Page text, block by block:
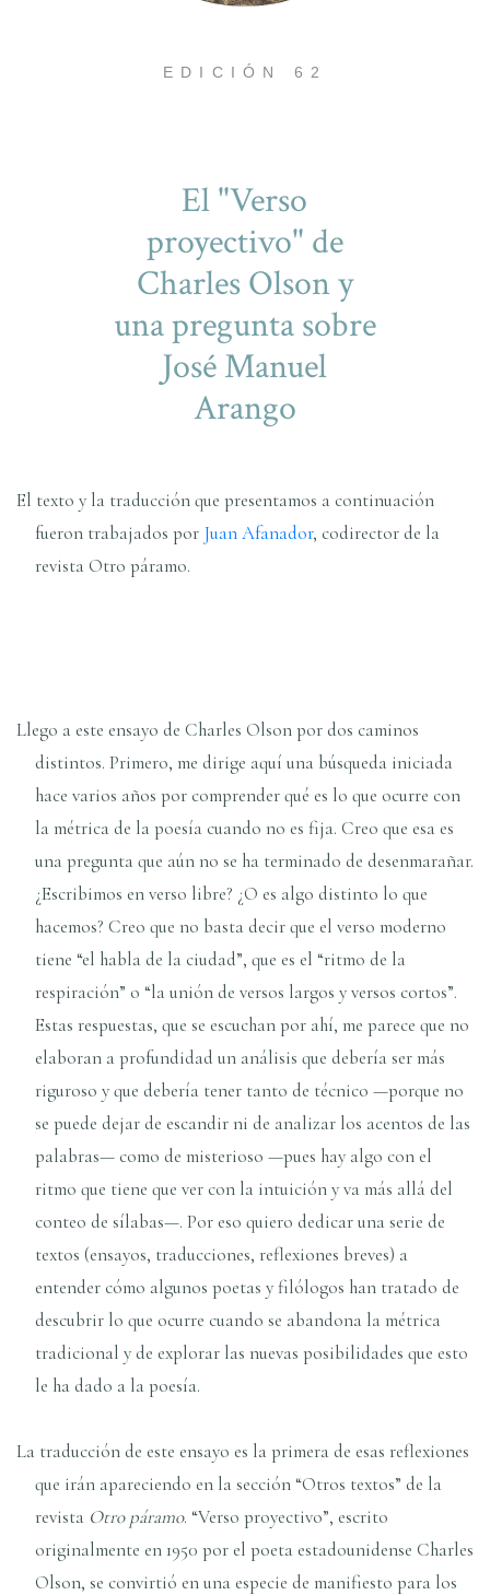
EDICIÓN 62
El "Verso
proyectivo" de
Charles Olson y
una pregunta sobre
José Manuel
Arango
El texto y la traducción que presentamos a continuación
fueron trabajados por Juan Afanador, codirector de la
revista Otro páramo.
Llego a este ensayo de Charles Olson por dos caminos
distintos. Primero, me dirige aquí una búsqueda iniciada
hace varios años por comprender qué es lo que ocurre con
la métrica de la poesía cuando no es fija. Creo que esa es
una pregunta que aún no se ha terminado de desenmarañar.
¿Escribimos en verso libre? ¿O es algo distinto lo que
hacemos? Creo que no basta decir que el verso moderno
tiene “el habla de la ciudad”, que es el “ritmo de la
respiración” o “la unión de versos largos y versos cortos”.
Estas respuestas, que se escuchan por ahí, me parece que no
elaboran a profundidad un análisis que debería ser más
riguroso y que debería tener tanto de técnico —porque no
se puede dejar de escandir ni de analizar los acentos de las
palabras— como de misterioso —pues hay algo con el
ritmo que tiene que ver con la intuición y va más allá del
conteo de sílabas—. Por eso quiero dedicar una serie de
textos (ensayos, traducciones, reflexiones breves) a
entender cómo algunos poetas y filólogos han tratado de
descubrir lo que ocurre cuando se abandona la métrica
tradicional y de explorar las nuevas posibilidades que esto
le ha dado a la poesía.
La traducción de este ensayo es la primera de esas reflexiones
que irán apareciendo en la sección “Otros textos” de la
revista Otro páramo. “Verso proyectivo”, escrito
originalmente en 1950 por el poeta estadounidense Charles
Olson, se convirtió en una especie de manifiesto para los